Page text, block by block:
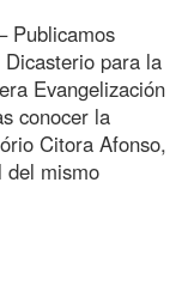
Publicamos
para la
Evangelización
conocer la
Citora Afonso,
del mismo